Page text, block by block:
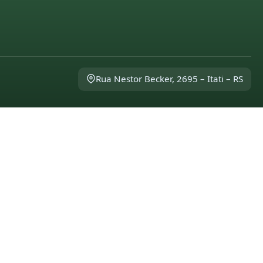
Rua Nestor Becker, 2695 – Itati – RS